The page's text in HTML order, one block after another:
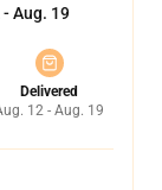
Aug. 19
Delivered
12 - Aug. 19